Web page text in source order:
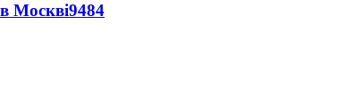
Москві9484